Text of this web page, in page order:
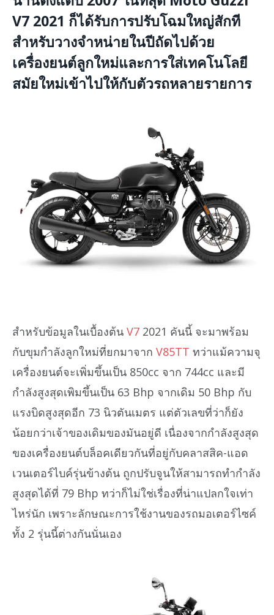
V7 2021 ก็ได้รับการปรับโฉมใหญ่สักที
สำหรับวางจำหน่ายในปีถัดไปด้วย
เครื่องยนต์ลูกใหม่และการใส่เทคโนโลยี
สมัยใหม่เข้าไปให้กับตัวรถหลายรายการ
สำหรับข้อมูลในเบื้องต้น V7 2021 คันนี้ จะมาพร้อม
กับขุมกำลังลูกใหม่ที่ยกมาจาก V85TT ทว่าแม้ความจุ
เครื่องยนต์จะเพิ่มขึ้นเป็น 850cc จาก 744cc และมี
กำลังสูงสุดเพิมขึ้นเป็น 63 Bhp จากเดิม 50 Bhp กับ
แรงบิดสูงสุดอีก 73 นิวตันเมตร แต่ตัวเลขที่ว่าก็ยัง
น้อยกว่าเจ้าของเดิมของมันอยู่ดี เนื่องจากกำลังสูงสุด
ของเครื่องยนต์บล็อคเดียวกันที่อยู่กับคลาสสิค-แอด
เวนเตอร์ไบค์รุ่นข้างต้น ถูกปรับจูนให้สามารถทำกำลัง
สูงสุดได้ที่ 79 Bhp ทว่าก็ไม่ใช่เรื่องที่น่าแปลกใจเท่า
ไหร่นัก เพราะลักษณะการใช้งานของรถมอเตอร์ไซค์
ทั้ง 2 รุ่นนี้ต่างกันนั่นเอง